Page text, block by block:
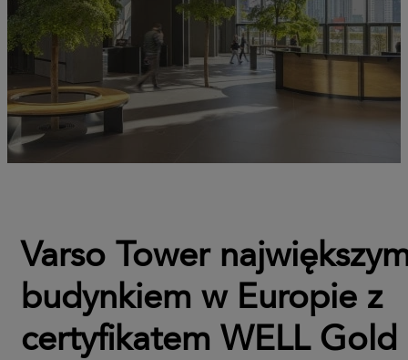
Varso Tower
budynkiem w Europie z
certyfikatem WELL Gold